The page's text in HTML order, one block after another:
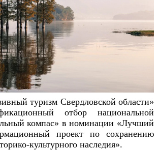
туризм Свердловской области»
отбор национальной
компас» в номинации «Лучший
проект по сохранению
культурного наследия».